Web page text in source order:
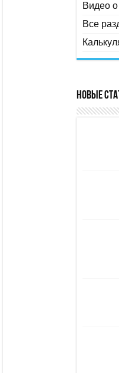
Видео
Все
Новые